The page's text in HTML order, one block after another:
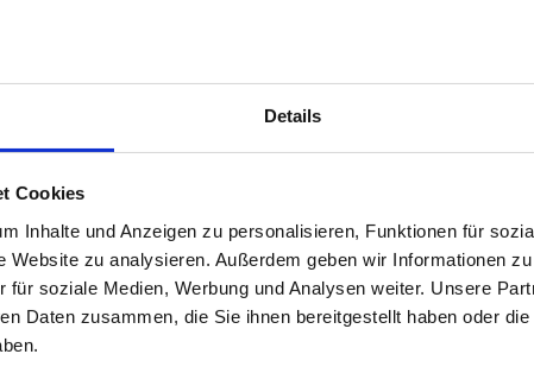
Details
Cookies
Inhalte und Anzeigen zu personalisieren, Funktionen für
Website zu analysieren. Außerdem geben wir Informationen
für soziale Medien, Werbung und Analysen weiter. Unsere
Daten zusammen, die Sie ihnen bereitgestellt haben oder
Bienenweg | Mit dem
Themenweg für die ganze Familie. Besonders
sind die informativen Tafeln und der
mit eigenem Volk.
00:23 h
MEHR ERFAHREN